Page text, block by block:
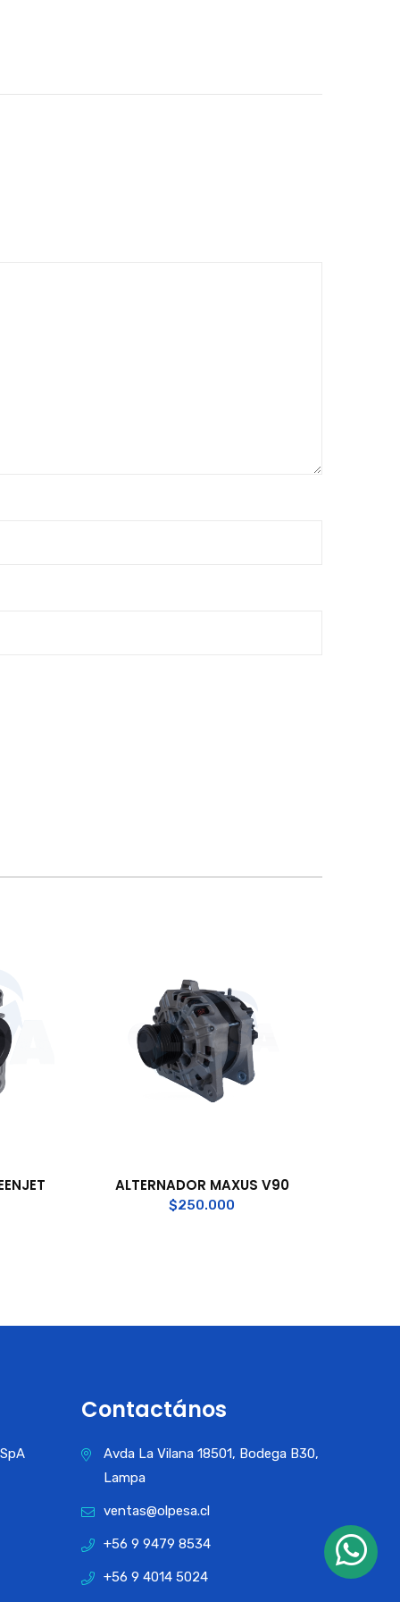
ALTERNADOR MAXUS V90
$250.000
Contactános
Avda La Vilana 18501, Bodega B30,
Lampa
ventas@olpesa.cl
+56 9 9479 8534
+56 9 4014 5024